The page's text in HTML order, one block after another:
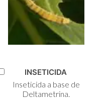
Carrinho
INSETICIDA
Inseticida a base de
Deltametrina.